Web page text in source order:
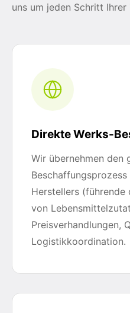
uns um jeden Schritt
Direkte Werks-
Wir übernehmen den
Herstellers (führende
von
Preisverhandlungen,
Logistikkoordination.